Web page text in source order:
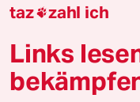
Mehr taz
taz zahl ich
Links